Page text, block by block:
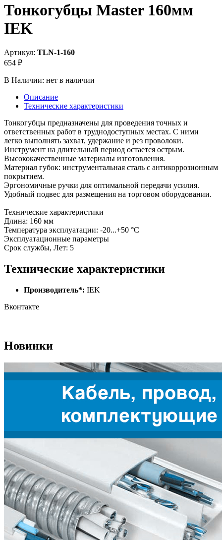
Тонкогубцы Master 160мм
IEK
Артикул: TLN-1-160
654 ₽
В Наличии: нет в наличии
Описание
Технические характеристики
Тонкогубцы предназначены для проведения точных и
ответственных работ в труднодоступных местах. С ними
легко выполнять захват, удержание и рез проволоки.
Инструмент на длительный период остается острым.
Высококачественные материалы изготовления.
Материал губок: инструментальная сталь с антикоррозионным
покрытием.
Эргономичные ручки для оптимальной передачи усилия.
Удобный подвес для размещения на торговом оборудовании.
Технические характеристики
Длина: 160 мм
Температура эксплуатации: -20...+50 °C
Эксплуатационные параметры
Срок службы, Лет: 5
Технические характеристики
Производитель*: IEK
Вконтакте
Новинки